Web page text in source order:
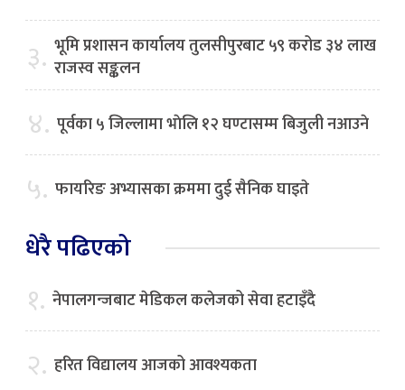
३. भूमि प्रशासन कार्यालय तुलसीपुरबाट ५९ करोड ३४ लाख
राजस्व सङ्कलन
४. पूर्वका ५ जिल्लामा भाेलि १२ घण्टासम्म बिजुली नआउने
५. फायरिङ अभ्यासका क्रममा दुई सैनिक घाइते
धेरै पढिएको
१. नेपालगन्जबाट मेडिकल कलेजको सेवा हटाइँदै
२. हरित विद्यालय आजको आवश्यकता